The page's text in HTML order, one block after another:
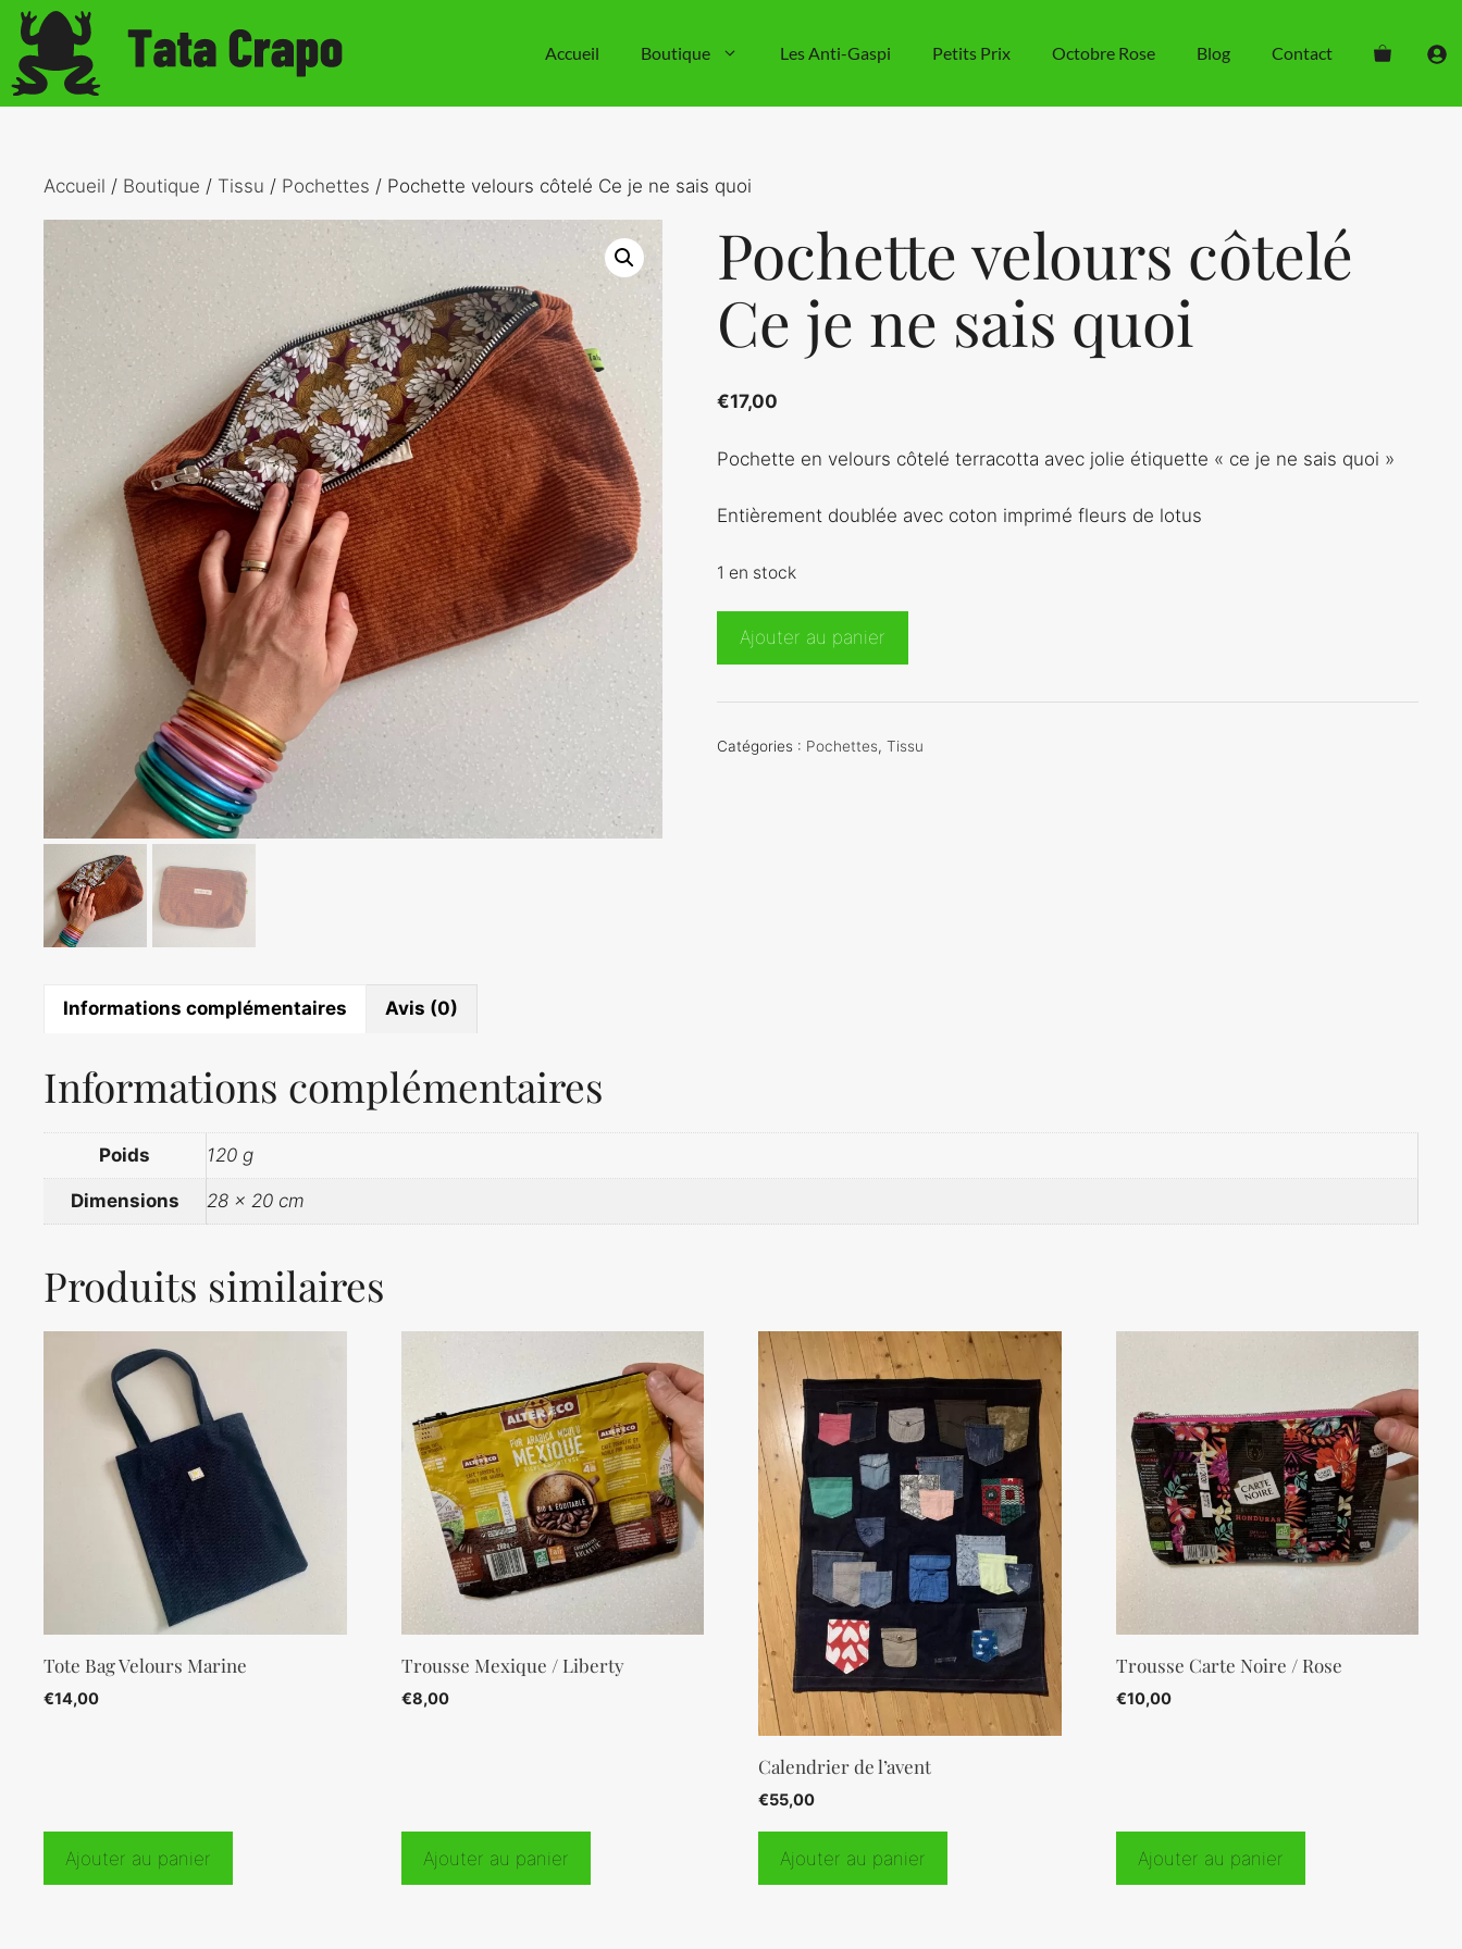
Aller
contenu
Accueil Boutique Les Anti-Gaspi Petits Prix Octobre Rose Blog Contact
Accueil / Boutique / Tissu / Pochettes / Pochette velours côtelé Ce je ne sais quoi
Pochette velours côtelé
Ce je ne sais quoi
€17,00
Pochette en velours côtelé terracotta avec jolie étiquette « ce je ne sais quoi »
Entièrement doublée avec coton imprimé fleurs de lotus
1 en stock
côtelé
Ajouter au panier
Catégories : Pochettes,Tissu
Informations complémentaires Avis (0)
Informations complémentaires
Poids 120 g
Dimensions 28 × 20 cm
Produits similaires
Tote Bag Velours Marine
€14,00
Ajouter au panier
Trousse Mexique / Liberty
€8,00
Ajouter au panier
Calendrier de l’avent
€55,00
Ajouter au panier
Trousse Carte Noire / Rose
€10,00
Ajouter au panier
côtelé